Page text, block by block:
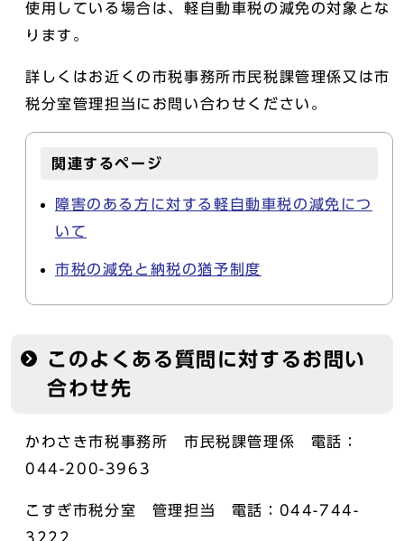
使用している場合は、軽自動車税の減免の対象とな
ります。
詳しくはお近くの市税事務所市民税課管理係又は市
税分室管理担当にお問い合わせください。
関連するページ
障害のある方に対する軽自動車税の減免につ
いて
市税の減免と納税の猶予制度
このよくある質問に対するお問い
合わせ先
かわさき市税事務所 市民税課管理係 電話：
044-200-3963
こすぎ市税分室 管理担当 電話：044-744-
3222